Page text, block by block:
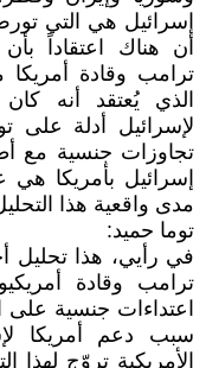
إسرائيل هي التي
أن هناك اعتقاداً بأن
ترامب وقادة
الذي يُعتقد أنه
لإسرائيل أدلة على
تجاوزات جنسية مع
إسرائيل بأمريكا هي
مدى واقعية هذا
توما حميد:
في رأيي، هذا تحليل
ترامب وقادة
اعتداءات جنسية على
سبب دعم أمريكا
الأمريكية تروّج